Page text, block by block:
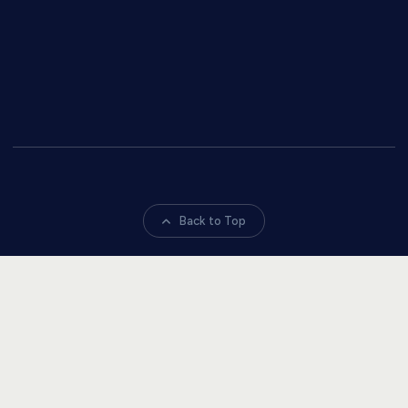
Back to Top